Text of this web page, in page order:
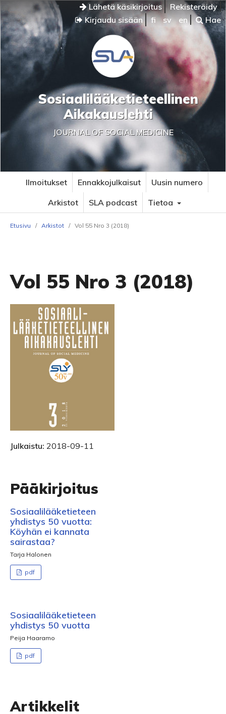
Lähetä käsikirjoitus
Rekisteröidy
Kirjaudu sisään
fi sv en Hae
Sosiaalilääketieteellinen
Aikakauslehti
JOURNAL OF SOCIAL MEDICINE
Ilmoitukset Ennakkojulkaisut
Uusin numero
Arkistot
SLA podcast Tietoa
Etusivu / Arkistot / Vol 55 Nro 3 (2018)
Vol 55 Nro 3 (2018)
Julkaistu: 2018-09-11
Pääkirjoitus
Sosiaalilääketieteen
yhdistys 50 vuotta:
Köyhän ei kannata
sairastaa?
Tarja Halonen
pdf
Sosiaalilääketieteen
yhdistys 50 vuotta
Peija Haaramo
pdf
Artikkelit